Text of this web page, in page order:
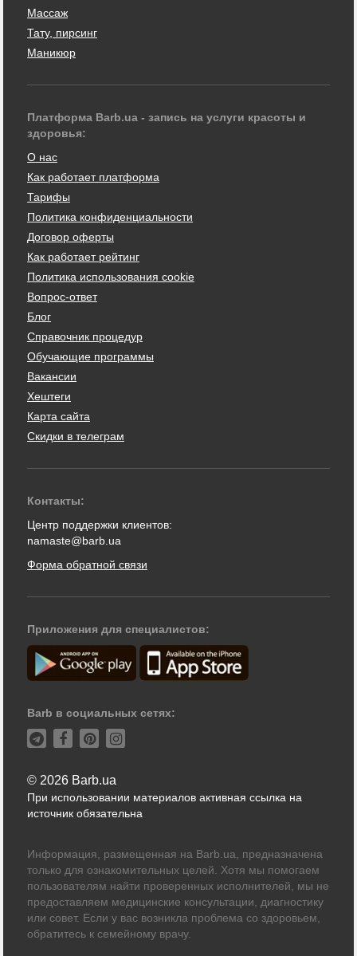
Массаж
Тату, пирсинг
Маникюр
Платформа Barb.ua - запись на услуги красоты и
здоровья:
О нас
Как работает платформа
Тарифы
Политика конфиденциальности
Договор оферты
Как работает рейтинг
Политика использования cookie
Вопрос-ответ
Блог
Справочник процедур
Обучающие программы
Вакансии
Хештеги
Карта сайта
Скидки в телеграм
Контакты:
Центр поддержки клиентов:
namaste@barb.ua
Форма обратной связи
Приложения для специалистов:
Barb в социальных сетях:
© 2026 Barb.ua
При использовании материалов активная ссылка на
источник обязательна
Информация, размещенная на Barb.ua, предназначена
только для ознакомительных целей. Хотя мы помогаем
пользователям найти проверенных исполнителей, мы не
предоставляем медицинские консультации, диагностику
или совет. Если у вас возникла проблема со здоровьем,
обратитесь к семейному врачу.